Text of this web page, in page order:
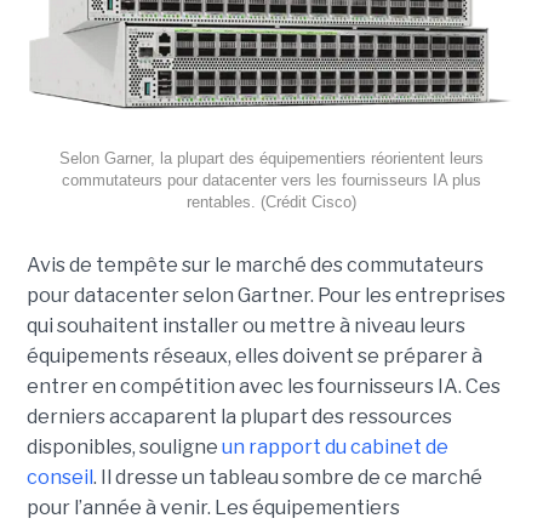
Selon Garner, la plupart des équipementiers réorientent leurs
commutateurs pour datacenter vers les fournisseurs IA plus
rentables. (Crédit Cisco)
Avis de tempête sur le marché des commutateurs
pour datacenter selon Gartner. Pour les entreprises
qui souhaitent installer ou mettre à niveau leurs
équipements réseaux, elles doivent se préparer à
entrer en compétition avec les fournisseurs IA. Ces
derniers accaparent la plupart des ressources
disponibles, souligne un rapport du cabinet de
conseil. Il dresse un tableau sombre de ce marché
pour l’année à venir. Les équipementiers